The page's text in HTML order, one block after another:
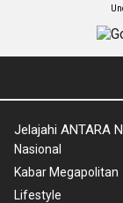
Jelajahi ANTARA
Nasional
Kabar Megapolitan
Lifestyle